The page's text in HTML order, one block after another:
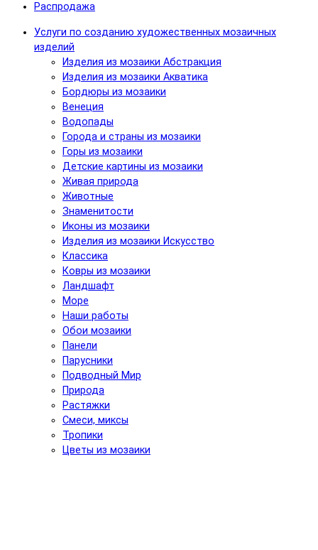
Распродажа
Услуги по созданию художественных мозаичных
изделий
Изделия из мозаики Абстракция
Изделия из мозаики Акватика
Бордюры из мозаики
Венеция
Водопады
Города и страны из мозаики
Горы из мозаики
Детские картины из мозаики
Живая природа
Животные
Знаменитости
Иконы из мозаики
Изделия из мозаики Искусство
Классика
Ковры из мозаики
Ландшафт
Море
Наши работы
Обои мозаики
Панели
Парусники
Подводный Мир
Природа
Растяжки
Смеси, миксы
Тропики
Цветы из мозаики